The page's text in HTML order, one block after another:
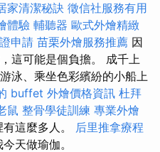
家清潔秘訣 徵信社服務有用
體驗 輔聽器 歐式外燴精緻
申請 苗栗外燴服務推薦 因
這可能是個負擔。 成千上
泳、乘坐色彩繽紛的小船上
buffet 外燴價格資訊 杜拜
鼠 整骨學徒訓練 專業外燴
這麼多人。
后里推拿療程
天做瑜伽。